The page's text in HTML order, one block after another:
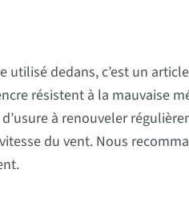
utilisé dedans, c’est un
résistent à la mauvaise
à renouveler
du vent. Nous